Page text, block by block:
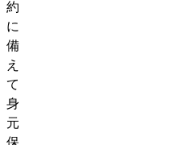
約
に
備
え
て
身
元
保